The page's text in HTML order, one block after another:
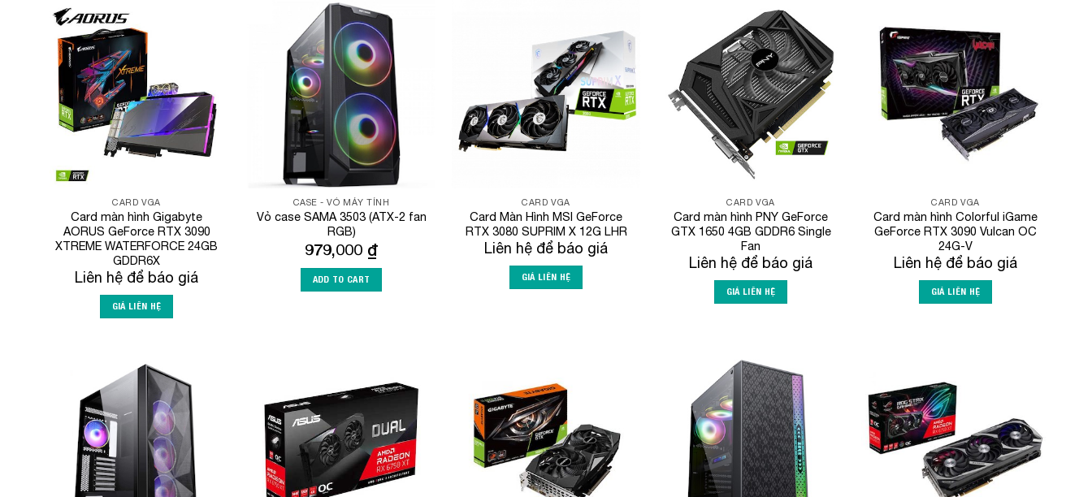
CARD VGA
Card màn hình Gigabyte
AORUS GeForce RTX 3090
XTREME WATERFORCE 24GB
GDDR6X
Liên hệ để báo giá
GIÁ LIÊN HỆ
Add to
Wishlist
CASE - VỎ MÁY TÍNH
Vỏ case SAMA 3503 (ATX-2 fan
RGB)
979,000 ₫
ADD TO CART
Add to
Wishlist
CARD VGA
Card Màn Hình MSI GeForce
RTX 3080 SUPRIM X 12G LHR
Liên hệ để báo giá
GIÁ LIÊN HỆ
Add to
Wishlist
CARD VGA
Card màn hình PNY GeForce
GTX 1650 4GB GDDR6 Single
Fan
Liên hệ để báo giá
GIÁ LIÊN HỆ
CARD VGA
Card màn hình Colorful iGame
GeForce RTX 3090 Vulcan OC
24G-V
Liên hệ để báo giá
GIÁ LIÊN HỆ
Add to
Wishlist
Add to
Wishlist
Add to
Wishlist